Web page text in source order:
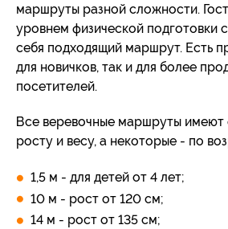
маршруты разной сложности.
уровнем физической подготовки
себя подходящий маршрут. Есть
для новичков, так и для более
посетителей.
Все веревочные маршруты имеют
росту и весу, а некоторые - по
1,5 м - для детей от 4 лет;
10 м - рост от 120 см;
14 м - рост от 135 см;